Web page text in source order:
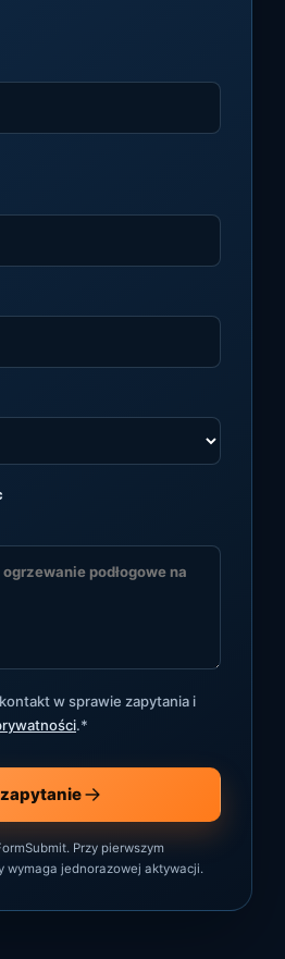
w sprawie zapytania i
.*
Przy pierwszym
wymaga jednorazowej aktywacji.